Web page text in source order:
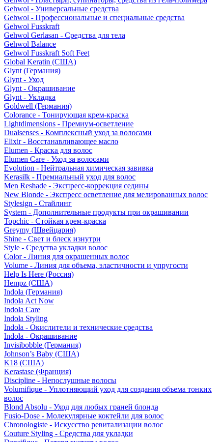
Gehwol - Универсальные средства
Gehwol - Профессиональные и специальные средства
Gehwol Fusskraft
Gehwol Gerlasan - Средства для тела
Gehwol Balance
Gehwol Fusskraft Soft Feet
Global Keratin (США)
Glynt (Германия)
Glynt - Уход
Glynt - Окрашивание
Glynt - Укладка
Goldwell (Германия)
Colorance - Тонирующая крем-краска
Lightdimensions - Премиум-осветление
Dualsenses - Комплексный уход за волосами
Elixir - Восстанавливающее масло
Elumen - Краска для волос
Elumen Care - Уход за волосами
Evolution - Нейтральная химическая завивка
Kerasilk - Премиальный уход для волос
Men Reshade - Экспресс-коррекция седины
New Blonde - Экспресс осветление для мелированных волос
Stylesign - Стайлинг
System - Дополнительные продукты при окрашивании
Topchic - Стойкая крем-краска
Greymy (Швейцария)
Shine - Свет и блеск изнутри
Style - Средства укладки волос
Color - Линия для окрашенных волос
Volume - Линия для объема, эластичности и упругости
Help Is Here (Россия)
Hempz (США)
Indola (Германия)
Indola Act Now
Indola Care
Indola Styling
Indola - Окислители и технические средства
Indola - Окрашивание
Invisibobble (Германия)
Johnson’s Baby (США)
K18 (США)
Kerastase (Франция)
Discipline - Непослушные волосы
Volumifique - Уплотняющий уход для создания объема тонких
волос
Blond Absolu - Уход для любых граней блонда
Fusio-Dose - Молекулярные коктейли для волос
Chronologiste - Искусство ревитализации волос
Couture Styling - Средства для укладки